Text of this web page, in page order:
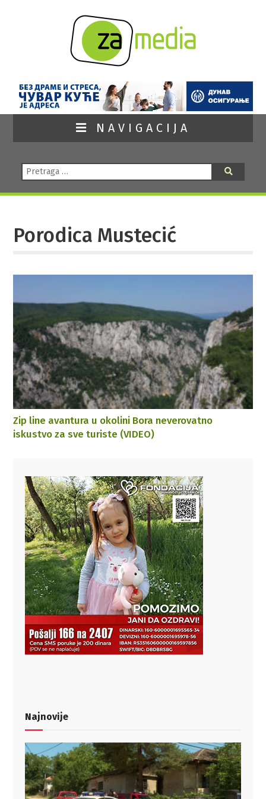
NAVIGACIJA
Pretraga:
Porodica Mustecić
Zip line avantura u okolini Bora neverovatno
iskustvo za sve turiste (VIDEO)
Najnovije